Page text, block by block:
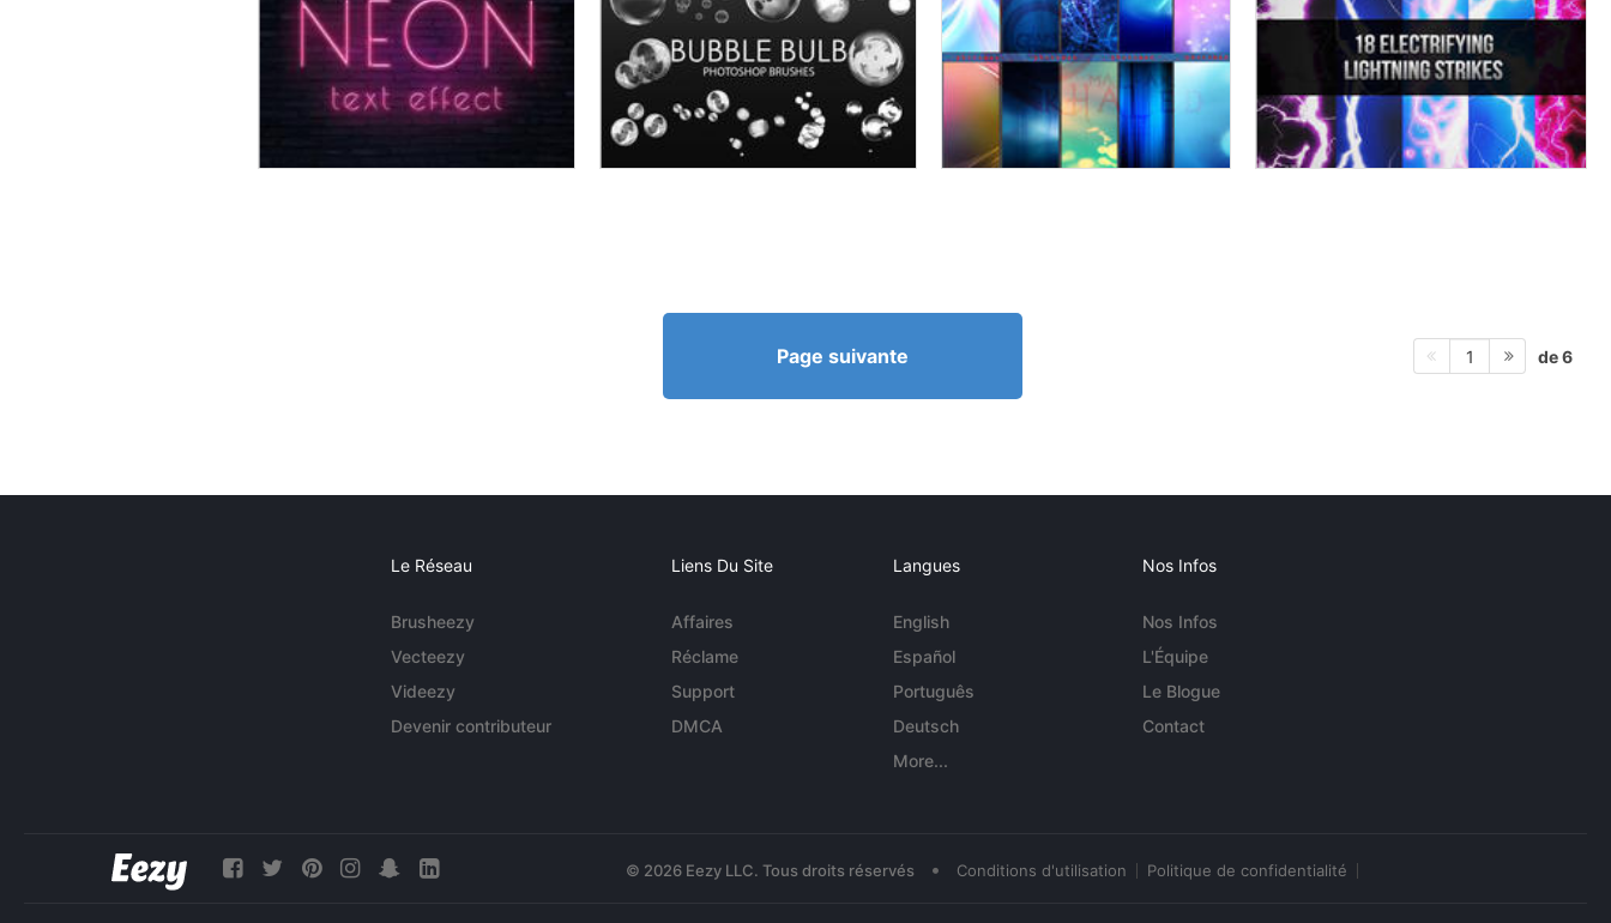
Page suivante 1 de 6
Le Réseau
Brusheezy
Vecteezy
Videezy
Devenir contributeur
Liens Du Site
Affaires
Réclame
Support
DMCA
Langues
English
Español
Português
Deutsch
More...
Nos Infos
Nos Infos
L'Équipe
Le Blogue
Contact
© 2026 Eezy LLC. Tous droits réservés • Conditions d'utilisation Politique de confidentialité